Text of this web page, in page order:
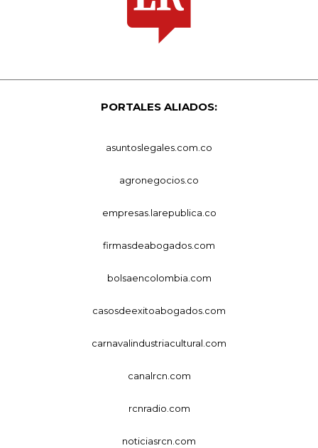
PORTALES ALIADOS:
asuntoslegales.com.co
agronegocios.co
empresas.larepublica.co
firmasdeabogados.com
bolsaencolombia.com
casosdeexitoabogados.com
carnavalindustriacultural.com
canalrcn.com
rcnradio.com
noticiasrcn.com